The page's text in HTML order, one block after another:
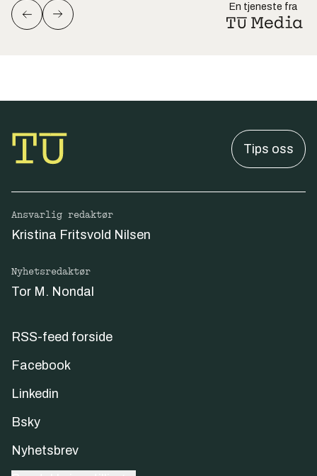
En tjeneste fra
Tips oss
Ansvarlig redaktør
Kristina Fritsvold Nilsen
Nyhetsredaktør
Tor M. Nondal
RSS-feed forside
Facebook
Linkedin
Bsky
Nyhetsbrev